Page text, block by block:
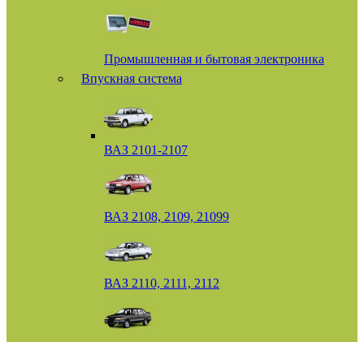
Промышленная и бытовая электроника
Впускная система
ВАЗ 2101-2107
ВАЗ 2108, 2109, 21099
ВАЗ 2110, 2111, 2112